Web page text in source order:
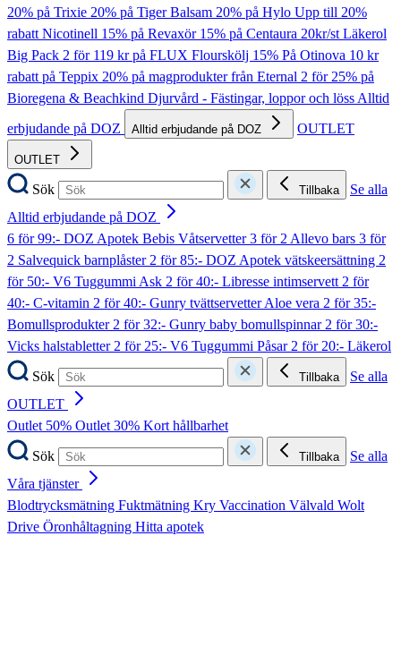
20% på Trixie 20% på Tiger Balsam 20% på Hylo Upp till 20%
rabatt Nicotinell 15% på Revaxör 15% på Centaura 20kr/st Läkerol
Big Pack 2 för 119 kr på FLUX Flourskölj 15% På Otinova 10 kr
rabatt på Teppix 20% på magprodukter från Eternal 2 för 25% på
Bioregena & Beachkind Djurvård - Fästingar, loppor och lössAlltid
erbjudande på DOZ
Alltid erbjudande på DOZ OUTLET
OUTLET
Sök Tillbaka
Se alla
Alltid erbjudande på DOZ
6 för 99:- DOZ Apotek Bebis Våtservetter3 för 2 Allevo bars 3 för
2 Salvequick barnplåster2 för 85:- DOZ Apotek vätskeersättning 2
för 50:- V6 Tuggummi Ask 2 för 40:- Libresse intimservett2 för
40:- C-vitamin 2 för 40:- Gunry tvättservetter Aloe vera 2 för 35:-
Bomullsprodukter2 för 32:- Gunry baby bomullspinnar2 för 30:-
Vicks halstabletter2 för 25:- V6 Tuggummi Påsar2 för 20:- Läkerol
Sök
Tillbaka
Se alla
OUTLET
Outlet 50% Outlet 30% Kort hållbarhet
Sök
Tillbaka
Se alla
Våra tjänster
Blodtrycksmätning Fuktmätning Kry Vaccination Välvald Wolt
Drive Öronhåltagning Hitta apotek